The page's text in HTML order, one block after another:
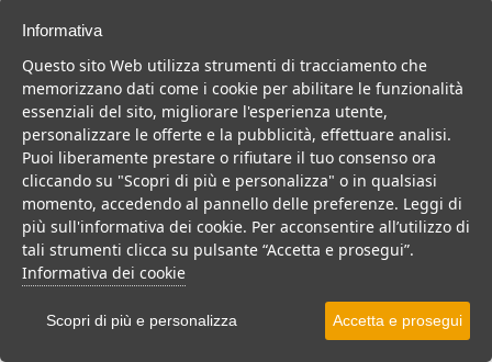
Sicilia > Vittoria > Scoglitti
330 Camere
Immerso nel verde, animazione, piscine, buona cucina e mare da
sogno per una vacanza divertente e rilassante.
Villaggio Resort Hotel
VEDI SU MAPPA
Informativa
Questo sito Web utilizza strumenti di tracciamento che
memorizzano dati come i cookie per abilitare le funzionalità
essenziali del sito, migliorare l'esperienza utente,
personalizzare le offerte e la pubblicità, effettuare analisi.
Puoi liberamente prestare o rifiutare il tuo consenso ora
cliccando su "Scopri di più e personalizza" o in qualsiasi
momento, accedendo al pannello delle preferenze. Leggi di
più sull'informativa dei cookie. Per acconsentire all’utilizzo di
tali strumenti clicca su pulsante “Accetta e prosegui”.
Informativa dei cookie
Scopri di più e personalizza Accetta e prosegui